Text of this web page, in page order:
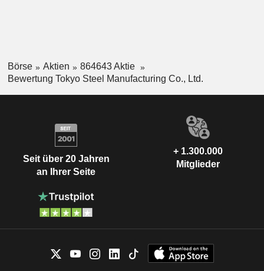
Börse Aktien
864643 Aktie
Bewertung Tokyo Steel Manufacturing Co., Ltd.
Seit über 20 Jahren
an Ihrer Seite
+ 1.300.000
Mitglieder